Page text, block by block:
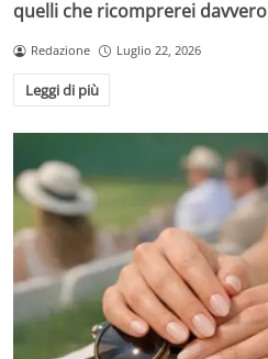
quelli che ricomprerei davvero
Redazione Luglio 22, 2026
Leggi di più